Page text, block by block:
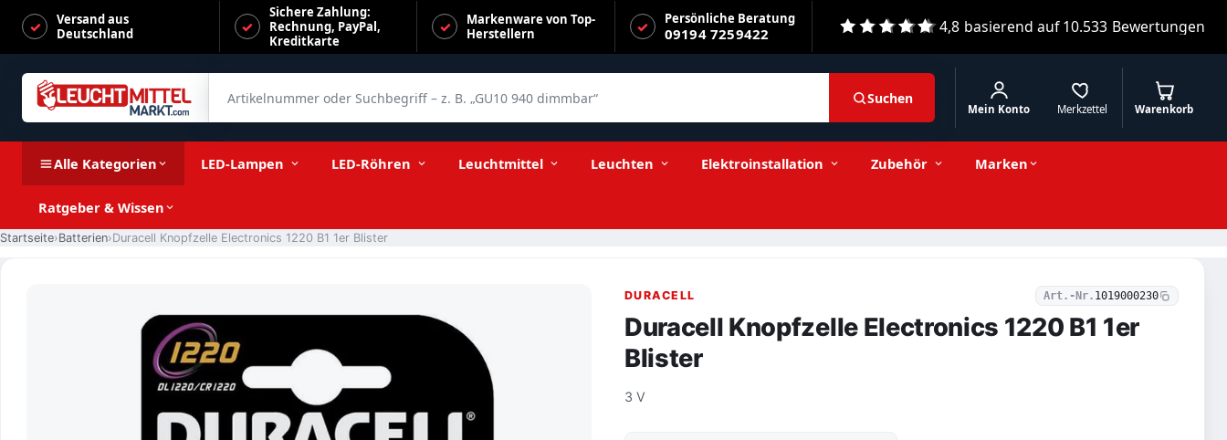
Versand aus
Deutschland
Sichere Zahlung:
Rechnung, PayPal,
Kreditkarte
Markenware von Top-
Herstellern
Persönliche Beratung
09194 7259422 4,8 basierend auf10.533 Bewertungen
Suchen
Merkzettel
Mein Konto Warenkorb
Alle Kategorien LED-Lampen LED-Röhren Leuchtmittel Leuchten Elektroinstallation Zubehör Marken
Ratgeber & Wissen
Startseite Batterien Duracell Knopfzelle Electronics 1220 B1 1er Blister
DURACELL Art.-Nr. 1019000230
Duracell Knopfzelle Electronics 1220 B1 1er
Blister
3 V
Duracell Knopfzelle Electronics 1220 B1 1er Blister −
Stückzahl + In den Warenkorb